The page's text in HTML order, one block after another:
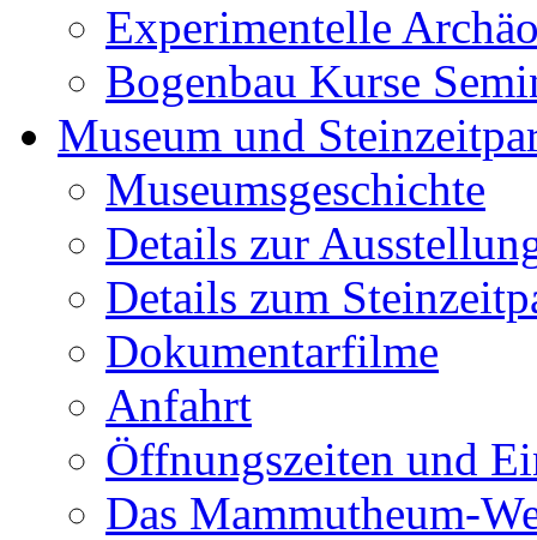
Experimentelle
Bogenbau Kurse
Museum und
Museumsgeschichte
Details zur
Details zum
Dokumentarfilme
Anfahrt
Öffnungszeiten und
Das Mammutheum-